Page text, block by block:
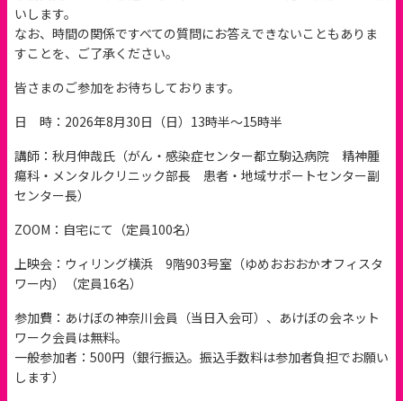
いします。
なお、時間の関係ですべての質問にお答えできないこともありま
すことを、ご了承ください。
皆さまのご参加をお待ちしております。
日 時：2026年8月30日（日）13時半～15時半
講師：秋月伸哉氏（がん・感染症センター都立駒込病院 精神腫
瘍科・メンタルクリニック部長 患者・地域サポートセンター副
センター長）
ZOOM：自宅にて（定員100名）
上映会：ウィリング横浜 9階903号室（ゆめおおおかオフィスタ
ワー内）（定員16名）
参加費：あけぼの神奈川会員（当日入会可）、あけぼの会ネット
ワーク会員は無料。
一般参加者：500円（銀行振込。振込手数料は参加者負担でお願い
します）